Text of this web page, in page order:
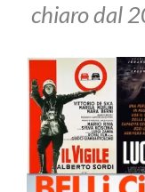
chiaro dal